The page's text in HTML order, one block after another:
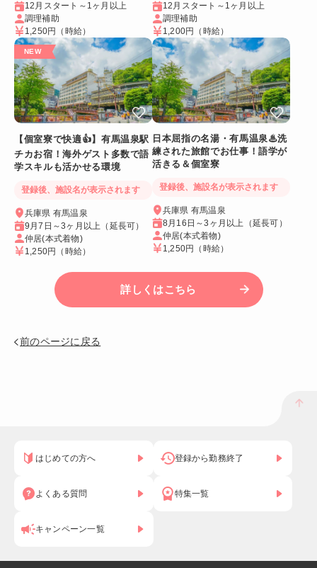
12月スタート～1ヶ月以上
調理補助
1,250円
（時給）
12月スタート～1ヶ月以上
調理補助
1,200円
（時給）
【個室寮で快適👍】有馬温泉駅
チカお宿！海外ゲスト多数で語
学スキルも活かせる環境
登録後、施設名が表示されます
兵庫県 有馬温泉
9月7日～3ヶ月以上（延長可）
仲居(本式着物)
1,250円 （時給）
日本屈指の名湯・有馬温泉♨洗
練された旅館でお仕事！語学が
活きる＆個室寮
登録後、施設名が表示されます
兵庫県 有馬温泉
8月16日～3ヶ月以上（延長可）
仲居(本式着物)
1,250円 （時給）
詳しくはこちら
前のページに戻る
はじめての方へ 登録から勤務終了
よくある質問 特集一覧
キャンペーン一覧